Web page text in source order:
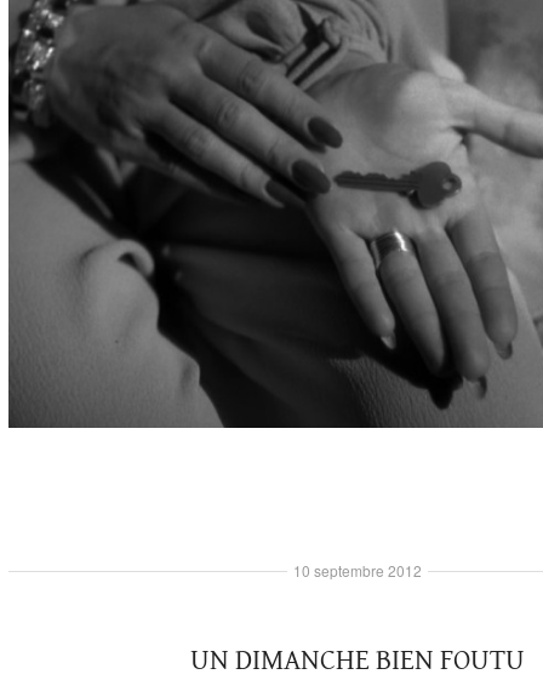
UN DIMANCHE BIEN FOUTU
10 septembre 2012